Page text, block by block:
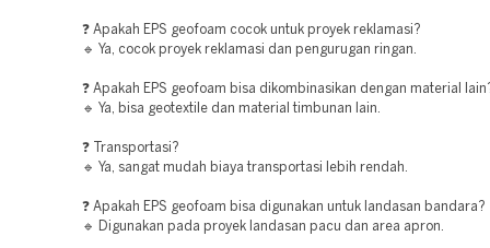
❓ Apakah EPS geofoam cocok untuk proyek reklamasi?
🔹 Ya, cocok proyek reklamasi dan pengurugan ringan.
❓ Apakah EPS geofoam bisa dikombinasikan dengan material
🔹 Ya, bisa geotextile dan material timbunan lain.
❓ Transportasi?
🔹 Ya, sangat mudah biaya transportasi lebih rendah.
❓ Apakah EPS geofoam bisa digunakan untuk landasan bandara?
🔹 Digunakan pada proyek landasan pacu dan area apron.